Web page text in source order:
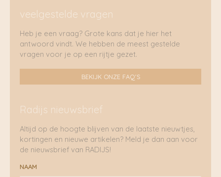
veelgestelde vragen
Heb je een vraag? Grote kans dat je hier het
antwoord vindt. We hebben de meest gestelde
vragen voor je op een rijtje gezet.
BEKIJK ONZE FAQ'S
Radijs nieuwsbrief
Altijd op de hoogte blijven van de laatste nieuwtjes,
kortingen en nieuwe artikelen? Meld je dan aan voor
de nieuwsbrief van RADIJS!
NAAM